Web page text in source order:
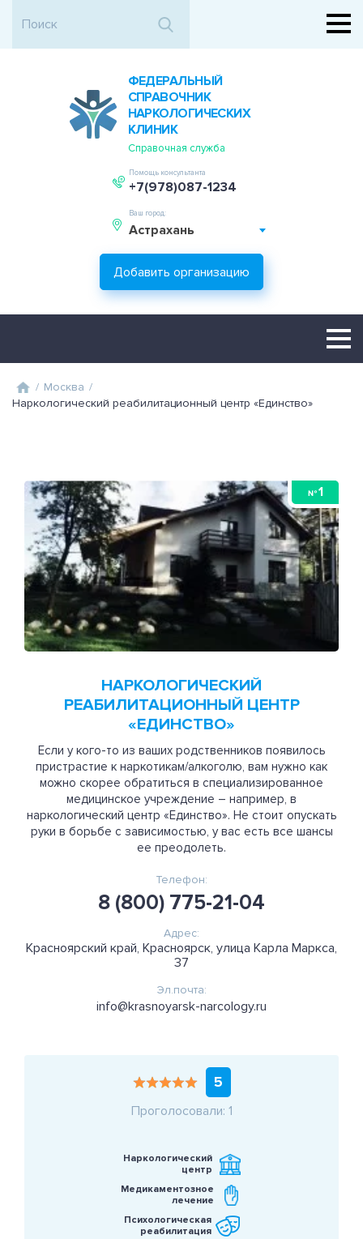
ФЕДЕРАЛЬНЫЙ
СПРАВОЧНИК
НАРКОЛОГИЧЕСКИХ
КЛИНИК
Справочная служба
Помощь консультанта
+7(978)087-1234
Ваш город:
Астрахань
Добавить организацию
/ Москва /
Наркологический реабилитационный центр «Единство»
№ 1
НАРКОЛОГИЧЕСКИЙ
РЕАБИЛИТАЦИОННЫЙ ЦЕНТР
«ЕДИНСТВО»
Если у кого-то из ваших родственников появилось
пристрастие к наркотикам/алкоголю, вам нужно как
можно скорее обратиться в специализированное
медицинское учреждение – например, в
наркологический центр «Единство». Не стоит опускать
руки в борьбе с зависимостью, у вас есть все шансы
ее преодолеть.
Телефон:
8 (800) 775-21-04
Адрес:
Красноярский край, Красноярск, улица Карла Маркса,
37
Эл.почта:
info@krasnoyarsk-narcology.ru
5
Проголосовали: 1
Наркологический
центр
Медикаментозное
лечение
Психологическая
реабилитация